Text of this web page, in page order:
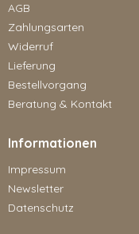
AGB
Zahlungsarten
Widerruf
Lieferung
Bestellvorgang
Beratung & Kontakt
Informationen
Impressum
Newsletter
Datenschutz